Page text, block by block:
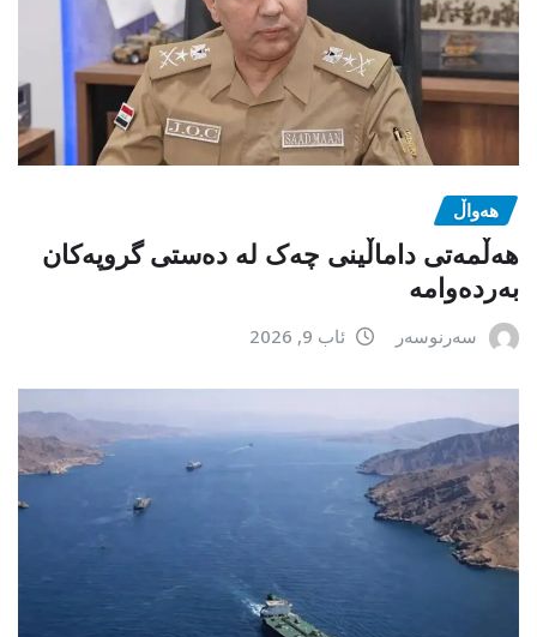
هەواڵ
هەڵمەتی داماڵینی چەک لە دەستی گروپەکان
بەردەوامە
سەرنوسەر ئاب 9, 2026